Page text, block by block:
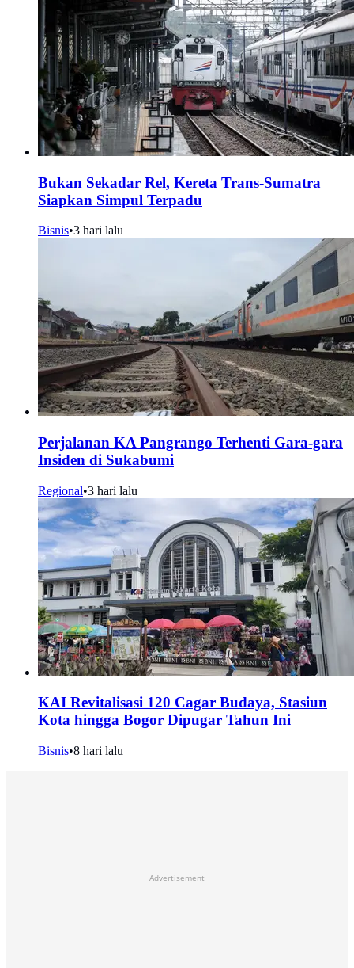
Bukan Sekadar Rel, Kereta Trans-Sumatra
Siapkan Simpul Terpadu
Bisnis•3 hari lalu
Perjalanan KA Pangrango Terhenti Gara-gara
Insiden di Sukabumi
Regional•3 hari lalu
KAI Revitalisasi 120 Cagar Budaya, Stasiun
Kota hingga Bogor Dipugar Tahun Ini
Bisnis•8 hari lalu
Advertisement